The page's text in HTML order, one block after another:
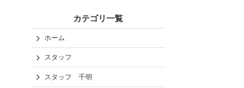
カテゴリ一覧
ホーム
スタッフ
スタッフ 千明